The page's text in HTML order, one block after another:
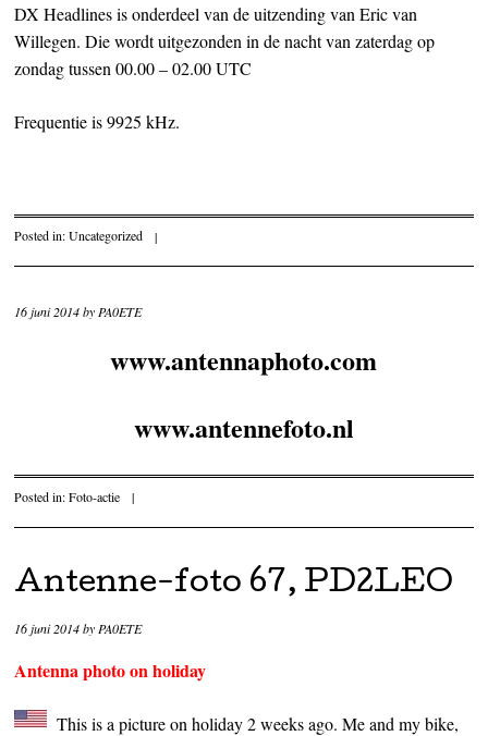
DX Headlines is onderdeel van de uitzending van Eric van
Willegen. Die wordt uitgezonden in de nacht van zaterdag op
zondag tussen 00.00 – 02.00 UTC
Frequentie is 9925 kHz.
Posted in:Uncategorized |
16 juni 2014byPA0ETE
www.antennaphoto.com
www.antennefoto.nl
Posted in:Foto-actie |
Antenne-foto 67, PD2LEO
16 juni 2014by PA0ETE
Antenna photo on holiday
This is a picture on holiday 2 weeks ago. Me and my bike,